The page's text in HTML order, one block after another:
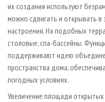
их создания используют
можно сдвигать и открывать в
настроения. На подобных
столовые, спа-бассейны.
поддерживают идею
пространства дома,
погодных условиях.
Увеличение площади открытых